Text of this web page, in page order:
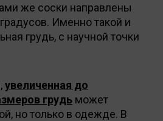
же соски направлены
Именно такой и
грудь, с научной точки
увеличенная до
грудь может
но только в одежде. В